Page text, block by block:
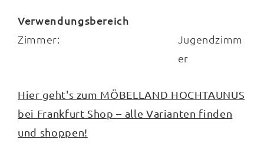
Verwendungsbereich
Zimmer:
Jugendzimm
er
Hier geht's zum MÖBELLAND HOCHTAUNUS
bei Frankfurt Shop – alle Varianten finden
und shoppen!